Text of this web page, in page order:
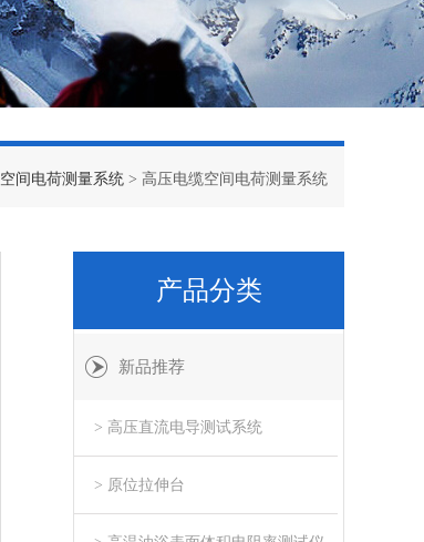
空间电荷测量系统 > 高压电缆空间电荷测量系统
产品分类
新品推荐
> 高压直流电导测试系统
> 原位拉伸台